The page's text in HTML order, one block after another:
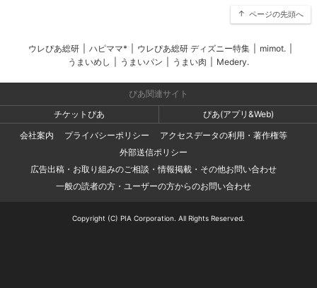
ページの先頭へ
ウレぴあ総研 ハピママ* ウレぴあ総研 ディズニー特集 mimot.
うまいめし
うまいパン うまい肉 Medery.
ぴあ関連サイト
チケットぴあ
ぴあ(アプリ&Web)
会社案内
プライバシーポリシー
アクセスデータの利用・著作権等
外部送信ポリシー
広告出稿・お取り組みのご相談・情報掲載・その他お問い合わせ
一般の読者の方・ユーザーの方からのお問い合わせ
Copyright (C) PIA Corporation. All Rights Reserved.